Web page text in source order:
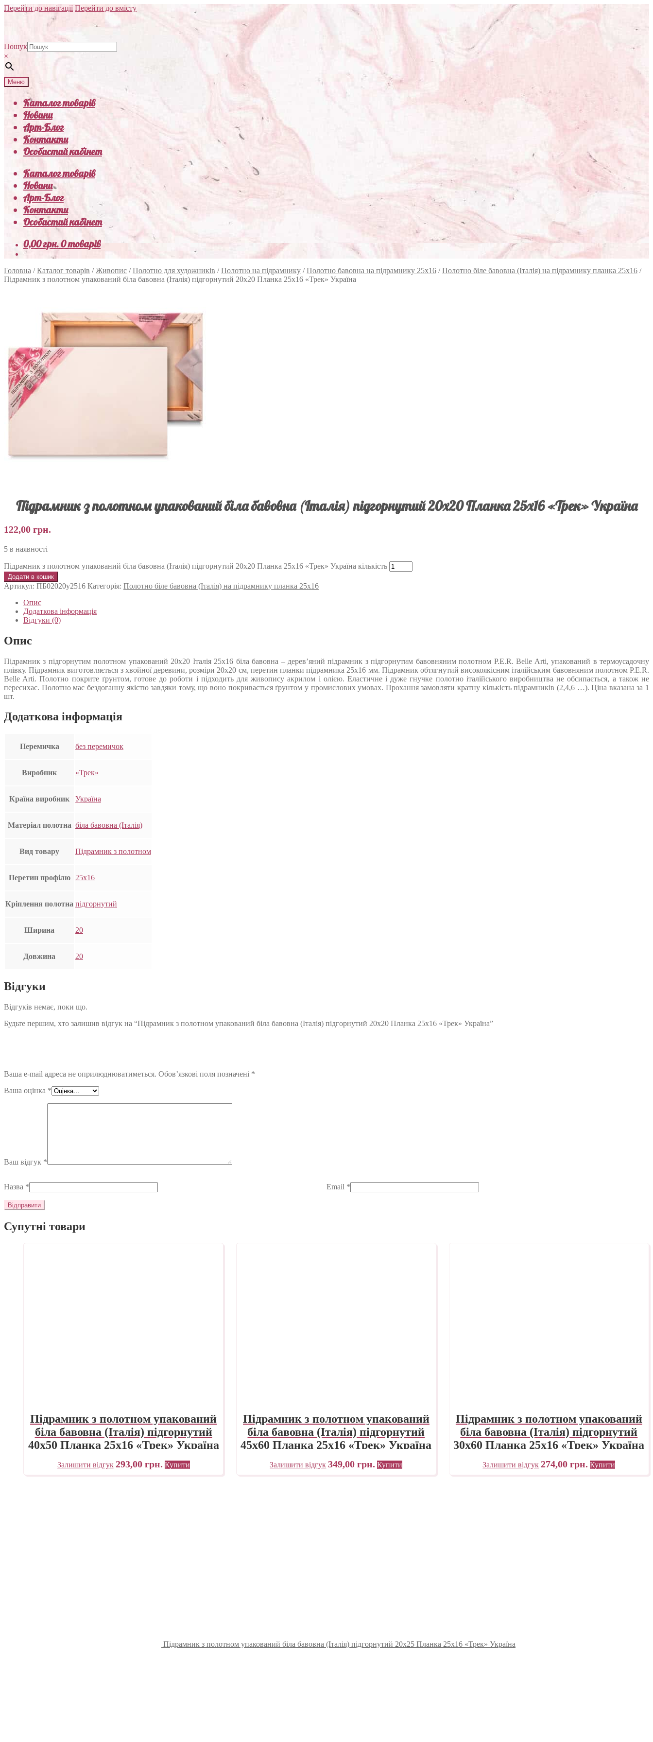
Перейти до навігації Перейти до вмісту
Пошук
×
Меню
Каталог товарів
Новини
Арт-Блог
Контакти
Особистий кабінет
Каталог товарів
Новини
Арт-Блог
Контакти
Особистий кабінет
0,00грн.0 товарів
Головна /Каталог товарів /Живопис /Полотно для художників /Полотно на підрамнику /Полотно бавовна на підрамнику 25х16 /Полотно біле бавовна (Італія) на підрамнику планка 25х16 /
Підрамник з полотном упакований біла бавовна (Італія) підгорнутий 20х20 Планка 25х16 «Трек» Україна
Підрамник з полотном упакований біла бавовна (Італія) підгорнутий 20х20 Планка 25х16 «Трек» Україна
122,00 грн.
5 в наявності
Підрамник з полотном упакований біла бавовна (Італія) підгорнутий 20х20 Планка 25х16 «Трек» Україна кількість
Додати в кошик
Артикул: ПБ02020у2516 Категорія: Полотно біле бавовна (Італія) на підрамнику планка 25х16
Опис
Додаткова інформація
Відгуки (0)
Опис
Підрамник з підгорнутим полотном упакований 20х20 Італія 25х16 біла бавовна – дерев’яний підрамник з підгорнутим бавовняним полотном P.E.R. Belle Arti, упакований в термоусадочну
плівку. Підрамник виготовляється з хвойної деревини, розміри 20х20 см, перетин планки підрамника 25х16 мм. Підрамник обтягнутий високоякісним італійським бавовняним полотном P.E.R.
Belle Arti. Полотно покрите ґрунтом, готове до роботи і підходить для живопису акрилом і олією. Еластичне і дуже гнучке полотно італійського виробництва не обсипається, а також не
пересихає. Полотно має бездоганну якістю завдяки тому, що воно покривається ґрунтом у промислових умовах. Прохання замовляти кратну кількість підрамників (2,4,6 …). Ціна вказана за 1
шт.
Додаткова інформація
Перемичка без перемичок
Виробник «Трек»
Країна виробник Україна
Матеріал полотна біла бавовна (Італія)
Вид товару Підрамник з полотном
Перетин профілю 25х16
Кріплення полотна підгорнутий
Ширина 20
Довжина 20
Відгуки
Відгуків немає, поки що.
Будьте першим, хто залишив відгук на “Підрамник з полотном упакований біла бавовна (Італія) підгорнутий 20х20 Планка 25х16 «Трек» Україна”
Ваша e-mail адреса не оприлюднюватиметься. Обов’язкові поля позначені *
Ваша оцінка *
Ваш відгук *
Назва * Email *
Супутні товари
Підрамник з полотном упакований
біла бавовна (Італія) підгорнутий
40х50 Планка 25х16 «Трек» Україна
Залишити відгук 293,00 грн. Купити
Підрамник з полотном упакований
біла бавовна (Італія) підгорнутий
45х60 Планка 25х16 «Трек» Україна
Залишити відгук 349,00грн. Купити
Підрамник з полотном упакований
біла бавовна (Італія) підгорнутий
30х60 Планка 25х16 «Трек» Україна
Залишити відгук 274,00грн. Купити
Підрамник з полотном упакований біла бавовна (Італія) підгорнутий 20х25 Планка 25х16 «Трек» Україна